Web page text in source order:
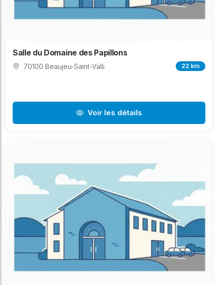
Salle du Domaine des Papillons
70100 Beaujeu-Saint-Valli 22 km
Voir les détails